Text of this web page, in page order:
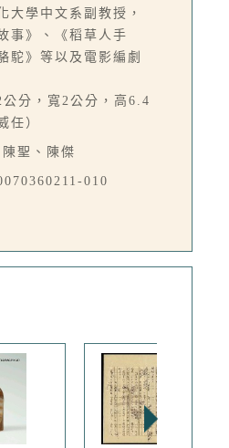
大學中文系副教授，
事》、《稻草人手
駝》等以及電影編劇
分，寬2公分，高6.4
任）
聖、陳傑
010